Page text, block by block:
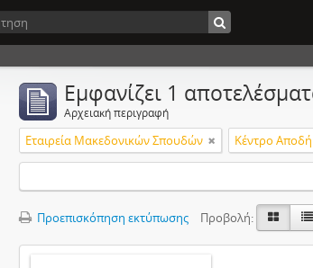
Εμφανίζει 1
Αρχειακή περιγραφή
Εταιρεία Μακεδονικών Σπουδών
Προεπισκόπηση εκτύπωσης Προβολή: